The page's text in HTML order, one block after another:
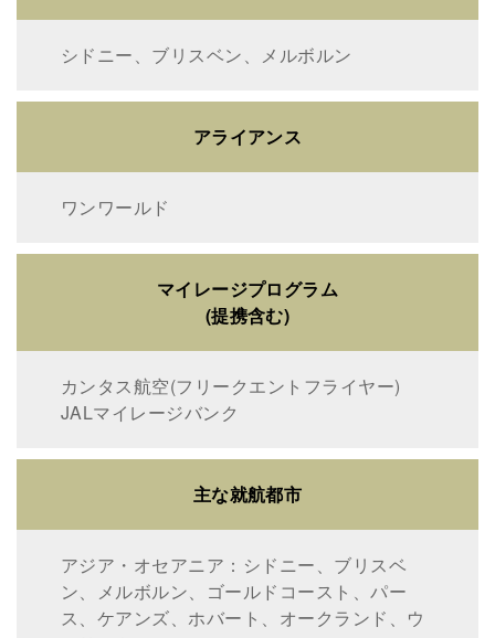
シドニー、ブリスベン、メルボルン
アライアンス
ワンワールド
マイレージプログラム
(提携含む)
カンタス航空(フリークエントフライヤー)
JALマイレージバンク
主な就航都市
アジア・オセアニア：シドニー、ブリスベ
ン、メルボルン、ゴールドコースト、パー
ス、ケアンズ、ホバート、オークランド、ウ